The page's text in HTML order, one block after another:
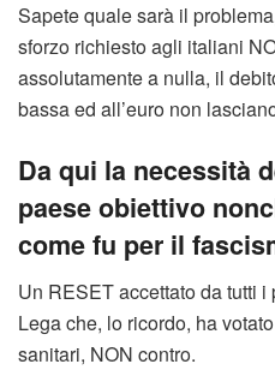
Sapete quale sarà il
sforzo richiesto agli italiani
assolutamente a nulla, il
bassa ed all’euro non
Da qui la necessità
paese obiettivo
come fu per il
Un RESET accettato da tutti
Lega che, lo ricordo, ha
sanitari, NON contro.